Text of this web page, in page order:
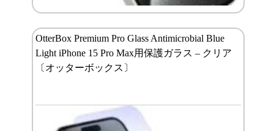
OtterBox Premium Pro Glass Antimicrobial Blue
Light iPhone 15 Pro Max用保護ガラス – クリア
〔オッターボックス〕